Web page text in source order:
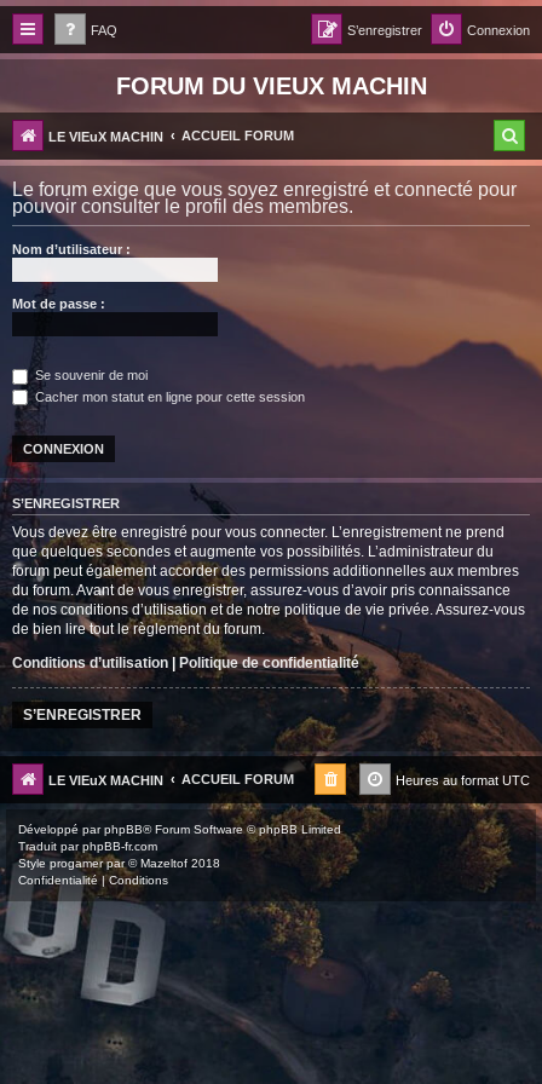
FAQ Connexion
S’enregistrer
FORUM DU VIEUX MACHIN
LE VIEuX MACHIN ACCUEIL FORUM
e
h
Le forum exige que vous soyez enregistré et connecté pour
pouvoir consulter le profil des membres.
Nom d’utilisateur :
Mot de passe :
Se souvenir de moi
Cacher mon statut en ligne pour cette session
S’ENREGISTRER
Vous devez être enregistré pour vous connecter. L’enregistrement ne prend
que quelques secondes et augmente vos possibilités. L’administrateur du
forum peut également accorder des permissions additionnelles aux membres
du forum. Avant de vous enregistrer, assurez-vous d’avoir pris connaissance
de nos conditions d’utilisation et de notre politique de vie privée. Assurez-vous
de bien lire tout le règlement du forum.
Conditions d’utilisation | Politique de confidentialité
S’ENREGISTRER
LE VIEuX MACHIN ACCUEIL FORUM Heures au format UTC
Développé parphpBB® Forum Software © phpBB Limited
Traduit parphpBB-fr.com
Style progamerpar ©Mazeltof 2018
Confidentialité |Conditions